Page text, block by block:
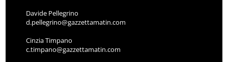
Davide Pellegrino
d.pellegrino@gazzettamatin.com
Cinzia Timpano
c.timpano@gazzettamatin.com